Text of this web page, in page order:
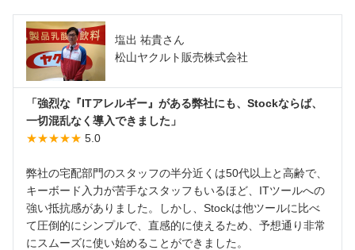
塩出 祐貴さん
松山ヤクルト販売株式会社
「強烈な『ITアレルギー』がある弊社にも、Stockならば、
一切混乱なく導入できました」
★★★★★ 5.0
弊社の宅配部門のスタッフの半分近くは50代以上と高齢で、
キーボード入力が苦手なスタッフもいるほど、ITツールへの
強い抵抗感がありました。しかし、Stockは他ツールに比べ
て圧倒的にシンプルで、直感的に使えるため、予想通り非常
にスムーズに使い始めることができました。